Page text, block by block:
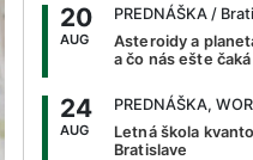
20
AUG
PREDNÁŠKA /
Asteroidy a
a čo nás ešte čaká
24
AUG
PREDNÁŠKA,
Letná škola
Bratislave